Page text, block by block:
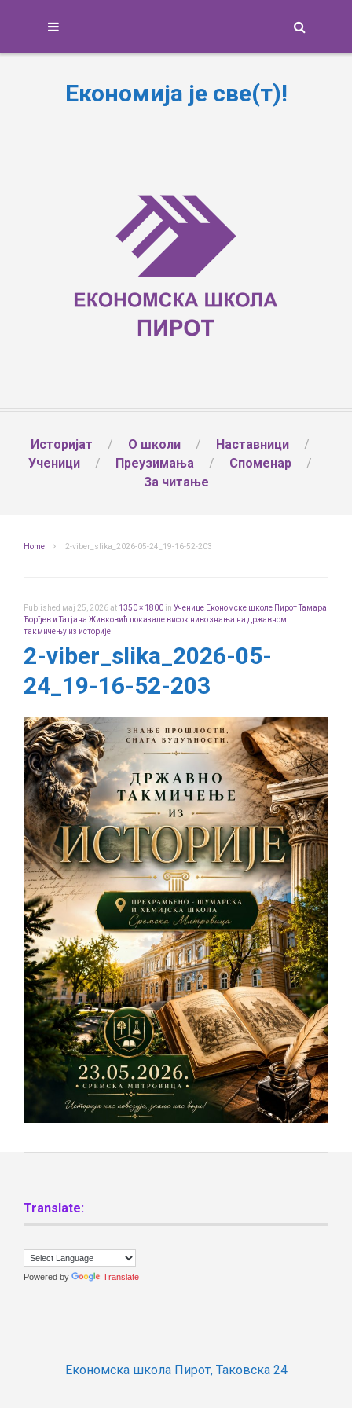
Економија је све(т)!
Историјат О школи
Наставници
Ученици
Преузимања
Споменар
За читање
Home 2-viber_slika_2026-05-24_19-16-52-203
Published мај 25, 2026at 1350 × 1800 in Ученице Економске школе Пирот Тамара
Ђорђев и Татјана Живковић показале висок ниво знања на државном
такмичењу из историје
2-viber_slika_2026-05-
24_19-16-52-203
Translate:
Powered by Translate
Економска школа Пирот, Таковска 24